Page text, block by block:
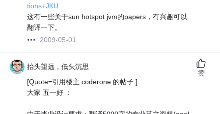
tions+JKU
这有一些关于sun hotspot jvm的papers，有兴趣可以
翻译一下。
2009-05-01
抬头望远，低头沉思
[Quote=引用楼主 coderone 的帖子:]
大家 五一好 ：
赞